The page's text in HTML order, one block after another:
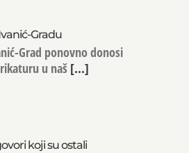
Gradu
Grad ponovno donosi
u naš [...]
koji su ostali